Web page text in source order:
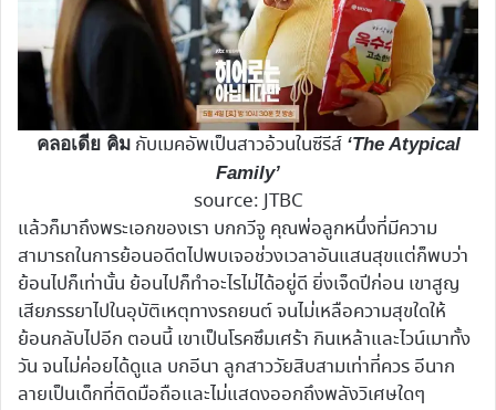
คลอเดีย คิมกับเมคอัพเป็นสาวอ้วนในซีรีส์ ‘The Atypical
Family’
source: JTBC
แล้วก็มาถึงพระเอกของเรา บกกวีจู คุณพ่อลูกหนึ่งที่มีความ
สามารถในการย้อนอดีตไปพบเจอช่วงเวลาอันแสนสุขแต่ก็พบว่า
ย้อนไปก็เท่านั้น ย้อนไปก็ทำอะไรไม่ได้อยู่ดี ยิ่งเจ็ดปีก่อน เขาสูญ
เสียภรรยาไปในอุบัติเหตุทางรถยนต์ จนไม่เหลือความสุขใดให้
ย้อนกลับไปอีก ตอนนี้ เขาเป็นโรคซึมเศร้า กินเหล้าและไวน์เมาทั้ง
วัน จนไม่ค่อยได้ดูแล บกอีนา ลูกสาววัยสิบสามเท่าที่ควร อีนาก
ลายเป็นเด็กที่ติดมือถือและไม่แสดงออกถึงพลังวิเศษใดๆ